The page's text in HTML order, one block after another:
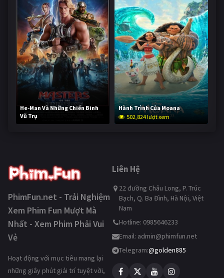
He-Man Và Những Chiến Binh
Vũ Trụ
252,749 lượt xem
Hành Trình Của Moana
502,824 lượt xem
PhimFun.net - Trải Nghiệm
Xem Phim Fun Mượt Mà
Nhất - Xem Phim Phải Vui
Vẻ
Hoạt động với mục tiêu mang lại
những giây phút giải trí tuyệt vời,
Liên Hệ
22 đường Châu Long, P. Trúc
Bạch, Q. Ba Đình, Hà Nội, Việt
Nam
Hotline: 0985646233
Email: admin@phimfun.net
Telegram:@golden885